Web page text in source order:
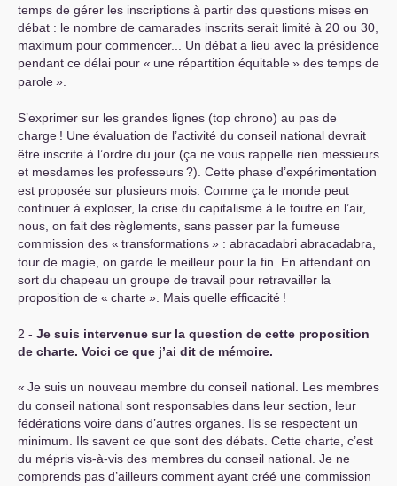
temps de gérer les inscriptions à partir des questions mises en
débat : le nombre de camarades inscrits serait limité à 20 ou 30,
maximum pour commencer... Un débat a lieu avec la présidence
pendant ce délai pour « une répartition équitable» des temps de
parole».
S’exprimer sur les grandes lignes (top chrono) au pas de
charge ! Une évaluation de l’activité du conseil national devrait
être inscrite à l’ordre du jour (ça ne vous rappelle rien messieurs
et mesdames les professeurs?). Cette phase d’expérimentation
est proposée sur plusieurs mois. Comme ça le monde peut
continuer à exploser, la crise du capitalisme à le foutre en l’air,
nous, on fait des règlements, sans passer par la fumeuse
commission des « transformations» : abracadabri abracadabra,
tour de magie, on garde le meilleur pour la fin. En attendant on
sort du chapeau un groupe de travail pour retravailler la
proposition de « charte». Mais quelle efficacité !
2 - Je suis intervenue sur la question de cette proposition
de charte. Voici ce que j’ai dit de mémoire.
« Je suis un nouveau membre du conseil national. Les membres
du conseil national sont responsables dans leur section, leur
fédérations voire dans d’autres organes. Ils se respectent un
minimum. Ils savent ce que sont des débats. Cette charte, c’est
du mépris vis-à-vis des membres du conseil national. Je ne
comprends pas d’ailleurs comment ayant créé une commission